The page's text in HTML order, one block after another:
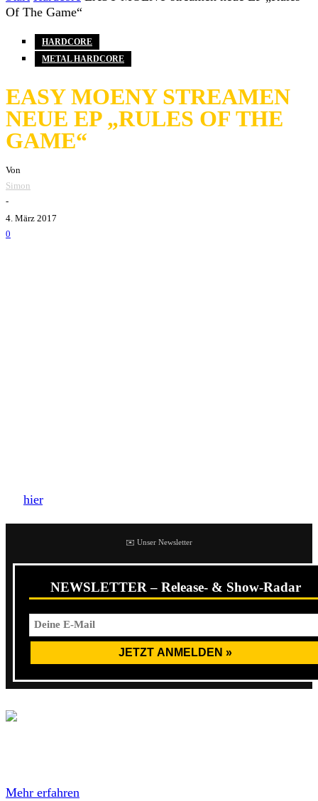
Of The Game“
HARDCORE
METAL HARDCORE
EASY MOENY STREAMEN
NEUE EP „RULES OF THE
GAME“
Von
Simon
-
4. März 2017
0
hier.
✉️ Unser Newsletter
NEWSLETTER – Release- & Show-Radar
Mehr erfahren